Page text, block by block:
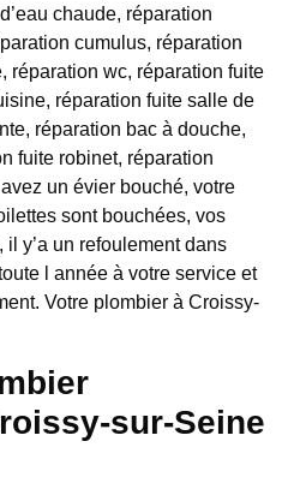
chaude, réparation
cumulus, réparation
réparation wc, réparation fuite
réparation fuite salle de
réparation bac à douche,
fuite robinet, réparation
un évier bouché, votre
sont bouchées, vos
y’a un refoulement dans
l année à votre service et
Votre plombier à Croissy-
sur-Seine